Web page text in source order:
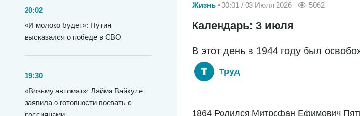
20:02
«И молоко будет»: Путин
высказался о победе в СВО
19:30
«Возьму автомат»: Лайма Вайкуле
заявила о готовности воевать с
россиянами
Жизнь 00:01 / 03 Июля 2026 5062
Календарь: 3 июля
В этот день в 1944 году был
Труд
1864 Родился Митрофан Ефимович